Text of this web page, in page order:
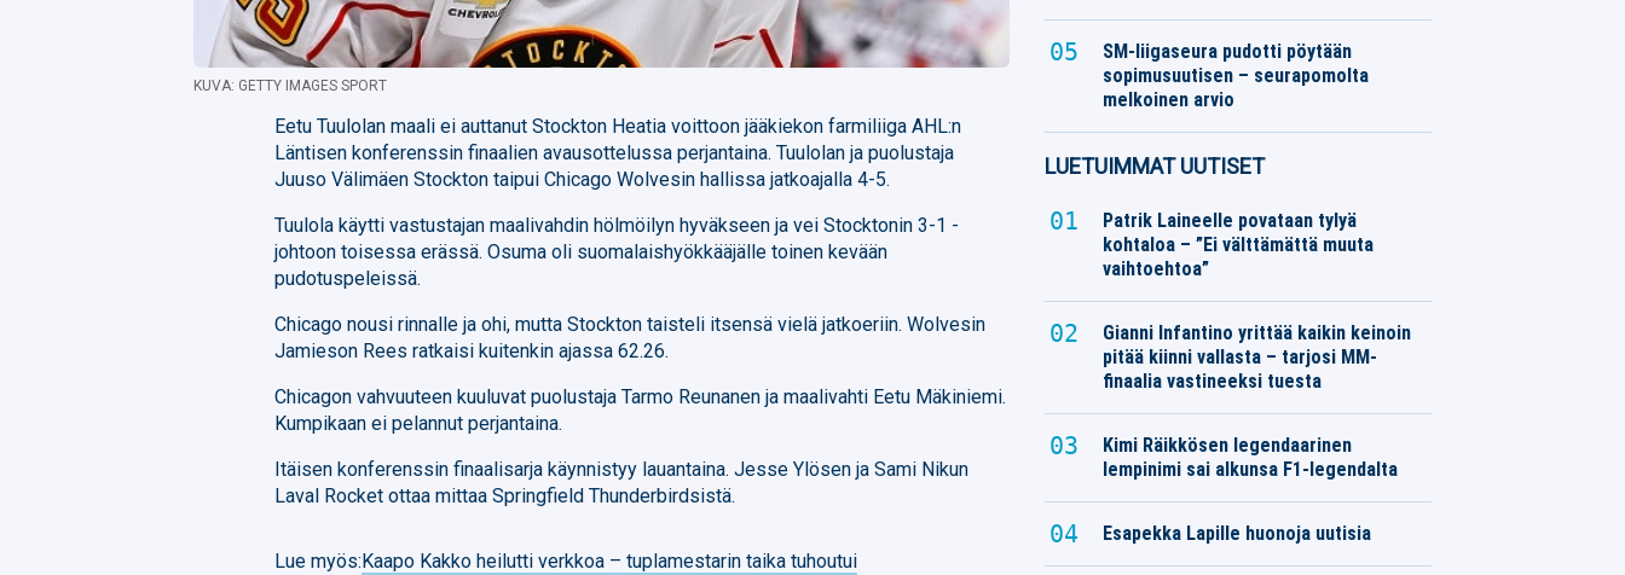
KUVA: GETTY IMAGES SPORT
Eetu Tuulolan maali ei auttanut Stockton Heatia voittoon jääkiekon farmiliiga AHL:n
Läntisen konferenssin finaalien avausottelussa perjantaina. Tuulolan ja puolustaja
Juuso Välimäen Stockton taipui Chicago Wolvesin hallissa jatkoajalla 4-5.
Tuulola käytti vastustajan maalivahdin hölmöilyn hyväkseen ja vei Stocktonin 3-1 -
johtoon toisessa erässä. Osuma oli suomalaishyökkääjälle toinen kevään
pudotuspeleissä.
Chicago nousi rinnalle ja ohi, mutta Stockton taisteli itsensä vielä jatkoeriin. Wolvesin
Jamieson Rees ratkaisi kuitenkin ajassa 62.26.
Chicagon vahvuuteen kuuluvat puolustaja Tarmo Reunanen ja maalivahti Eetu Mäkiniemi.
Kumpikaan ei pelannut perjantaina.
Itäisen konferenssin finaalisarja käynnistyy lauantaina. Jesse Ylösen ja Sami Nikun
Laval Rocket ottaa mittaa Springfield Thunderbirdsistä.
Lue myös:Kaapo Kakko heilutti verkkoa – tuplamestarin taika tuhoutui
SM-liigaseura pudotti pöytään
sopimusuutisen – seurapomolta
melkoinen arvio
LUETUIMMAT UUTISET
Patrik Laineelle povataan tylyä
kohtaloa – ”Ei välttämättä muuta
vaihtoehtoa”
Gianni Infantino yrittää kaikin keinoin
pitää kiinni vallasta – tarjosi MM-
finaalia vastineeksi tuesta
Kimi Räikkösen legendaarinen
lempinimi sai alkunsa F1-legendalta
Esapekka Lapille huonoja uutisia